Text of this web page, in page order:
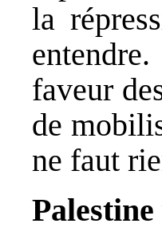
la
faveur
de
ne faut